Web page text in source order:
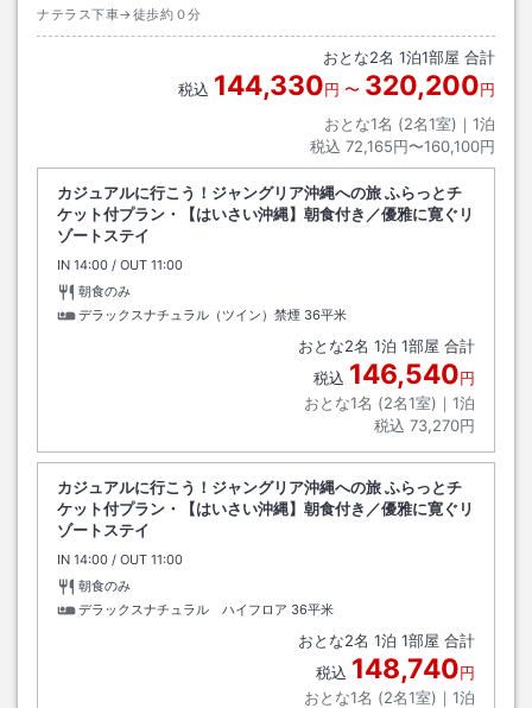
ナテラス下車→徒歩約０分
おとな2名 1泊1部屋 合計
税込 144,330円 〜 320,200円
おとな1名 (2名1室)｜ 1泊
税込 72,165円〜160,100円
カジュアルに行こう！ジャングリア沖縄への旅 ふらっとチ
ケット付プラン・【はいさい沖縄】朝食付き／優雅に寛ぐリ
ゾートステイ
IN チェックイン
14:00 / OUT チェックアウト
11:00
朝食のみ
デラックスナチュラル（ツイン）禁煙 36平米
おとな2名 1泊 1部屋 合計
税込 146,540円
おとな1名 (2名1室)｜ 1泊
税込 73,270円
カジュアルに行こう！ジャングリア沖縄への旅 ふらっとチ
ケット付プラン・【はいさい沖縄】朝食付き／優雅に寛ぐリ
ゾートステイ
IN チェックイン
14:00 / OUT チェックアウト
11:00
朝食のみ
デラックスナチュラル ハイフロア 36平米
おとな2名 1泊 1部屋 合計
税込 148,740円
おとな1名 (2名1室)｜ 1泊